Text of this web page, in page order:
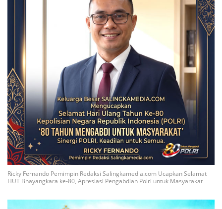
Ricky Fernando Pemimpin Redaksi Salingkamedia.com Ucapkan Selamat
HUT Bhayangkara ke-80, Apresiasi Pengabdian Polri untuk Masyarakat